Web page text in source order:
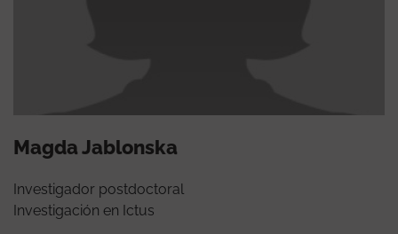
Magda Jablonska
Investigador postdoctoral
Investigación en Ictus